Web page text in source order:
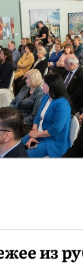
из